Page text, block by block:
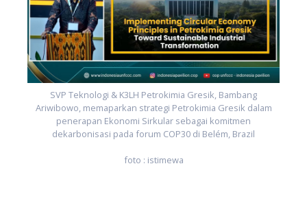
SVP Teknologi & K3LH Petrokimia Gresik, Bambang
Ariwibowo, memaparkan strategi Petrokimia Gresik dalam
penerapan Ekonomi Sirkular sebagai komitmen
dekarbonisasi pada forum COP30 di Belém, Brazil
foto : istimewa